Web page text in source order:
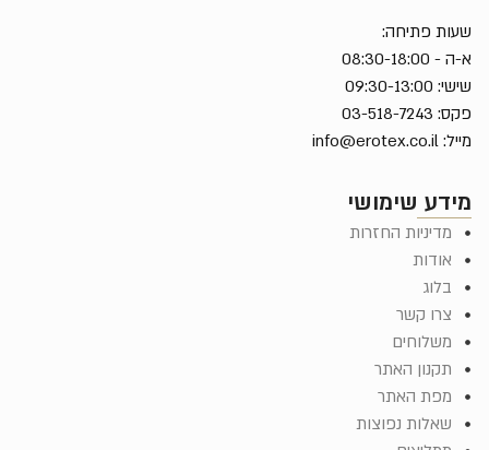
מידע שימושי
מדיניות החזרות
אודות
בלוג
צרו קשר
משלוחים
תקנון האתר
מפת האתר
שאלות נפוצות
שעות פתיחה:
א-ה - 08:30-18:00
שישי: 09:30-13:00
פקס: 03-518-7243
מייל:info@erotex.co.il